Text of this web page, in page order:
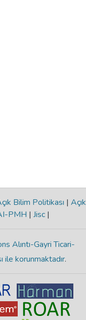
Bilim Politikası | Açık
PMH | Jisc |
Alıntı-Gayri Ticari-
ile korunmaktadır.